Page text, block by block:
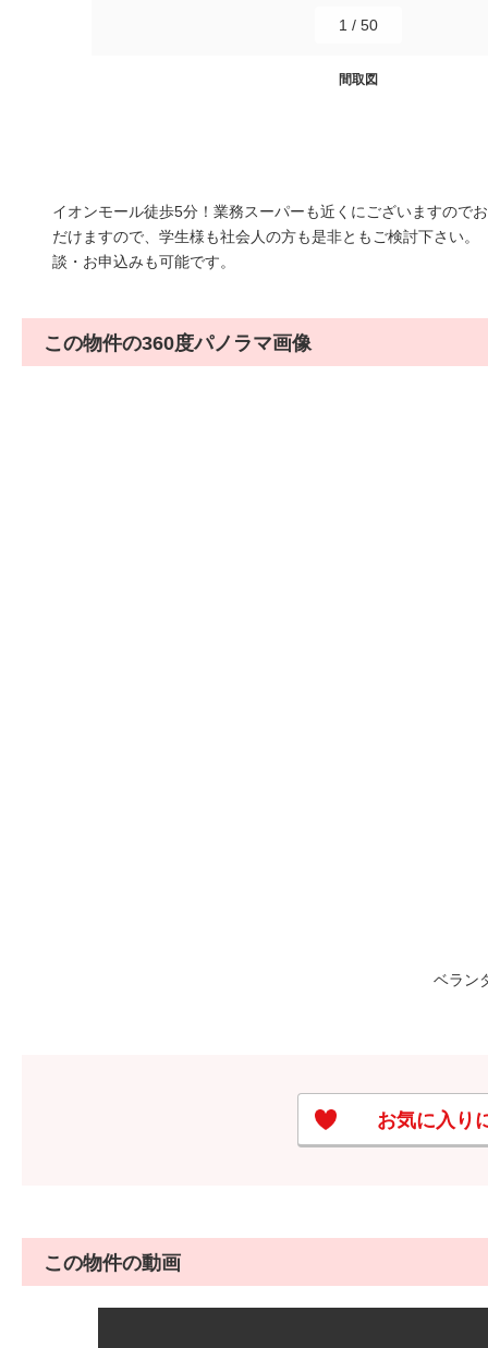
間取図
1 / 50
イオンモール徒歩5分！業務スーパーも近くにございますの
だけますので、学生様も社会人の方も是非ともご検討下さ
談・お申込みも可能です。
この物件の360度パノラマ画像
ベラン
お気に入り
この物件の動画